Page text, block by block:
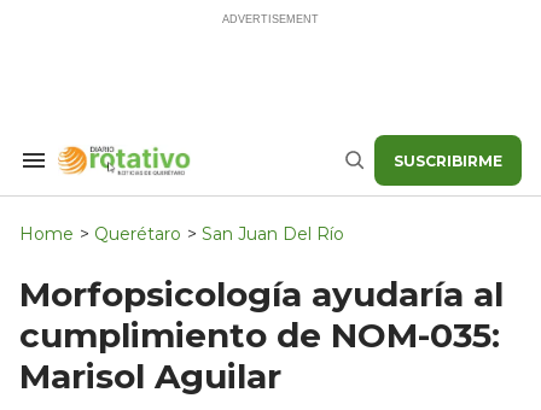
Search
Navigation
Buscar SUSCRIBIRME
Home > Querétaro > San Juan Del Río
Morfopsicología ayudaría al
cumplimiento de NOM-035:
Marisol Aguilar